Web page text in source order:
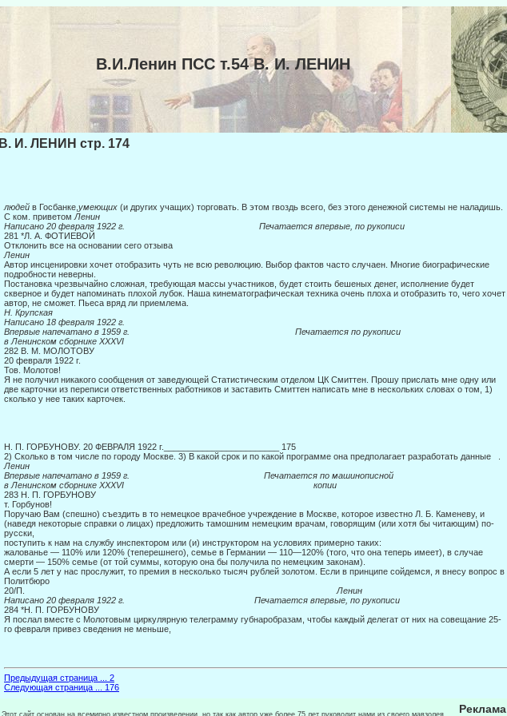
В.И.Ленин ПСС т.54 В. И. ЛЕНИН
В. И. ЛЕНИН стр. 174
людей в Госбанке, умеющих (и других учащих) торговать. В этом гвоздь всего, без этого денежной системы не наладишь.
С ком. приветом Ленин
Написано 20 февраля 1922 г. Печатается впервые, по рукописи
281 *Л. А. ФОТИЕВОЙ
Отклонить все на основании сего отзыва
Ленин
Автор инсценировки хочет отобразить чуть не всю революцию. Выбор фактов часто случаен. Многие биографические
подробности неверны.
Постановка чрезвычайно сложная, требующая массы участников, будет стоить бешеных денег, ис­полнение будет
скверное и будет напоминать плохой лубок. Наша кинематографическая техника очень плоха и отобразить то, чего хочет
автор, не сможет. Пьеса вряд ли приемлема.
Н. Крупская
Написано 18 февраля 1922 г.
Впервые напечатано в 1959 г. Печатается по рукописи
в Ленинском сборнике XXXVI
282 В. М. МОЛОТОВУ
20 февраля 1922 г.
Тов. Молотов!
Я не получил никакого сообщения от заведующей Статистическим отделом ЦК Смиттен. Прошу прислать мне одну или
две карточки из переписи ответственных ра­ботников и заставить Смиттен написать мне в нескольких словах о том, 1)
сколько у нее таких карточек.
Η. Π. ГОРБУНОВУ. 20 ФЕВРАЛЯ 1922 г.________________________ 175
2) Сколько в том числе по городу Москве. 3) В какой срок и по какой программе она предполагает разработать данные .
Ленин
Впервые напечатано в 1959 г. Печатается по машинописной
в Ленинском сборнике XXXVI копии
283 Н. П. ГОРБУНОВУ
т. Горбунов!
Поручаю Вам (спешно) съездить в то немецкое врачебное учреждение в Москве, ко­торое известно Л. Б. Каменеву, и
(наведя некоторые справки о лицах) предложить та­мошним немецким врачам, говорящим (или хотя бы читающим) по-
русски,
поступить к нам на службу инспектором или (и) инструктором на услови­ях примерно таких:
жалованье — 110% или 120% (теперешнего), семье в Германии — 110—120% (того, что она теперь имеет), в случае
смерти — 150% семье (от той суммы, которую она бы получила по немецким законам).
А если 5 лет у нас прослужит, то премия в несколько тысяч рублей золотом. Если в принципе сойдемся, я внесу вопрос в
Политбюро
20/П. Ленин
Написано 20 февраля 1922 г. Печатается впервые, по рукописи
284 *Н. П. ГОРБУНОВУ
Я послал вместе с Молотовым циркулярную телеграмму губнаробразам, чтобы каж­дый делегат от них на совещание 25-
го февраля привез сведения не меньше,
Предыдущая страница ... 2
Следующая страница ... 176
Этот сайт основан на всемирно известном произведении, но так как автор уже более 75 лет руководит нами из своего мавзолея
Реклама